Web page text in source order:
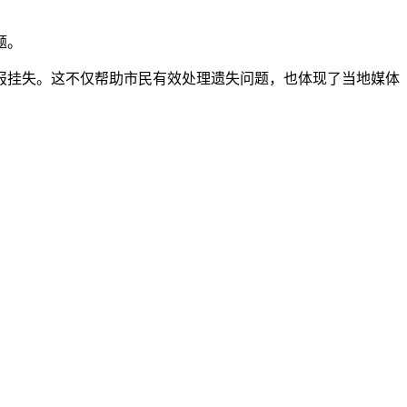
失。这不仅帮助市民有效处理遗失问题，也体现了当地媒体